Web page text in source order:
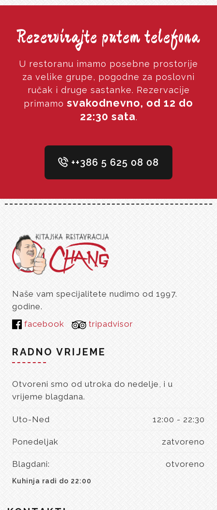
Rezervirajte putem telefona
U restoranu imamo posebne prostorije
za velike grupe, pogodne za poslovni
ručak i druge sastanke. Rezervacije
primamo svakodnevno, od 12 do
22:30 sata.
++386 5 625 08 08
Naše vam specijalitete nudimo od 1997.
godine.
facebook
tripadvisor
RADNO VRIJEME
Otvoreni smo od utroka do nedelje, i u
vrijeme blagdana.
Uto-Ned 12:00 - 22:30
Ponedeljak zatvoreno
Blagdani: otvoreno
Kuhinja radi do 22:00